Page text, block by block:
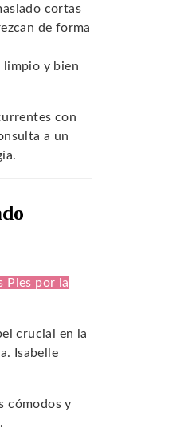
cortas
de forma
limpio y bien
con
a un
Pies por la
crucial en la
Isabelle
cómodos y